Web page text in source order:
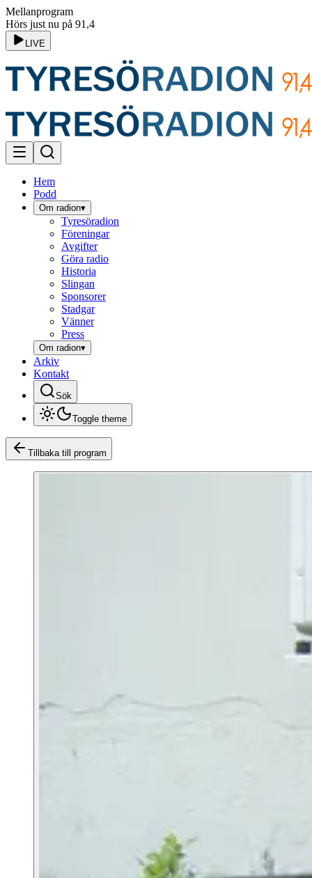
Mellanprogram
Hörs just nu på 91,4
LIVE
Hem
Podd
Om radion▾
Tyresöradion
Föreningar
Avgifter
Göra radio
Historia
Slingan
Sponsorer
Stadgar
Vänner
Press
Om radion▾
Arkiv
Kontakt
Sök
Toggle theme
Tillbaka till program